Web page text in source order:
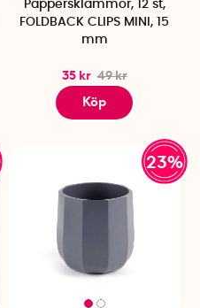
Pappersklämmor, 12 st,
FOLDBACK CLIPS MINI, 15
mm
35 kr 49 kr
Köp
23%